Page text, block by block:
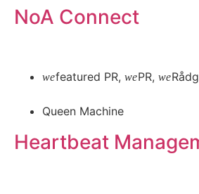
NoA Connect
featured PR, PR,
Queen Machine
Heartbeat